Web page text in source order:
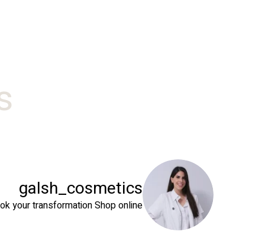
galsh_cosmetics
your transformationShop online⬇️